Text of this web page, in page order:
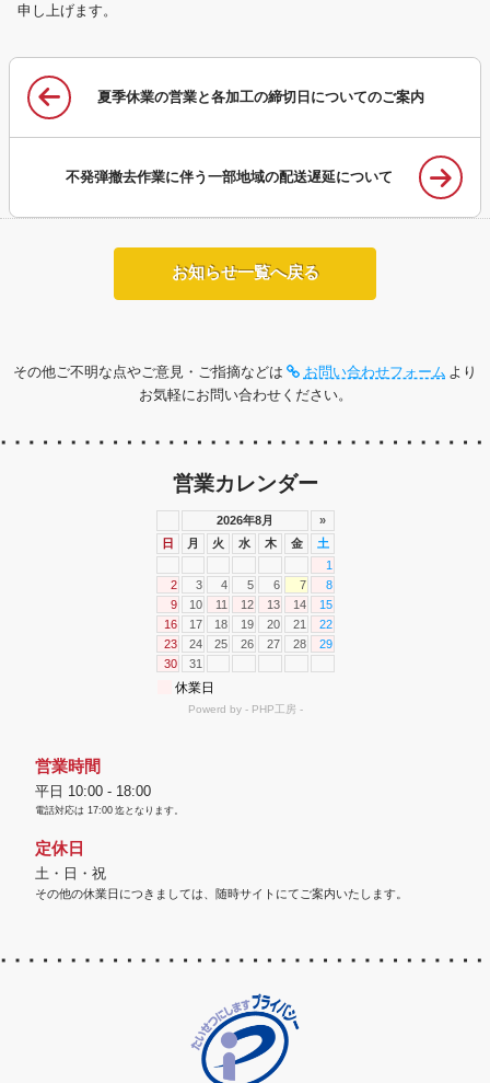
申し上げます。
夏季休業の営業と各加工の締切日についてのご案内
不発弾撤去作業に伴う一部地域の配送遅延について
お知らせ一覧へ戻る
その他ご不明な点やご意見・ご指摘などは お問い合わせフォーム より
お気軽にお問い合わせください。
営業カレンダー
営業時間
平日 10:00 - 18:00
電話対応は 17:00 迄となります。
定休日
土・日・祝
その他の休業日につきましては、随時サイトにてご案内いたします。